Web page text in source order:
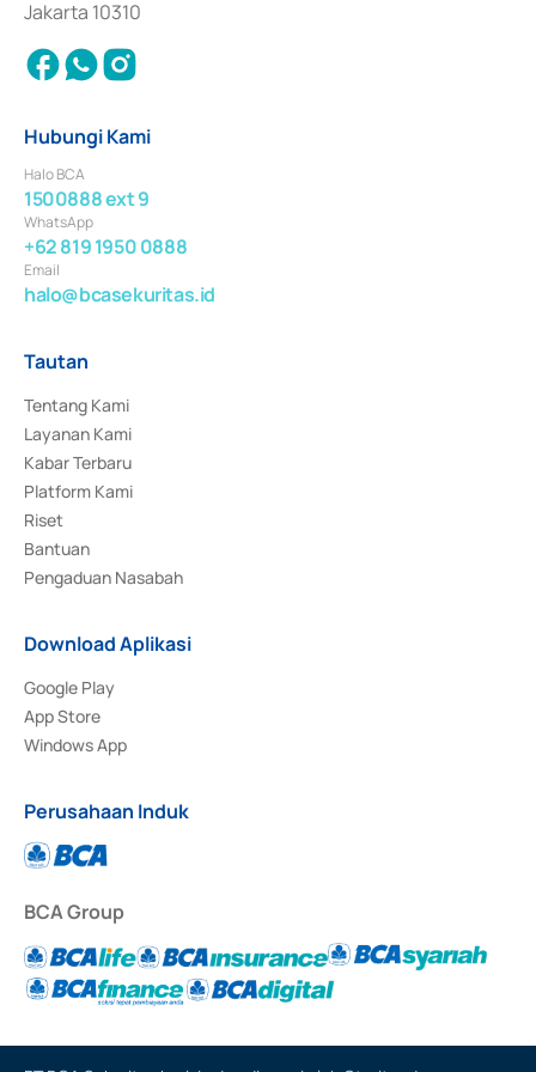
Jakarta 10310
Hubungi Kami
Halo BCA
1500888 ext 9
WhatsApp
+62 819 1950 0888
Email
halo@bcasekuritas.id
Tautan
Tentang Kami
Layanan Kami
Kabar Terbaru
Platform Kami
Riset
Bantuan
Pengaduan Nasabah
Download Aplikasi
Google Play
App Store
Windows App
Perusahaan Induk
BCA Group